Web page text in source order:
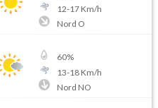
12-17Km/h
Nord O
60%
13-18Km/h
Nord NO